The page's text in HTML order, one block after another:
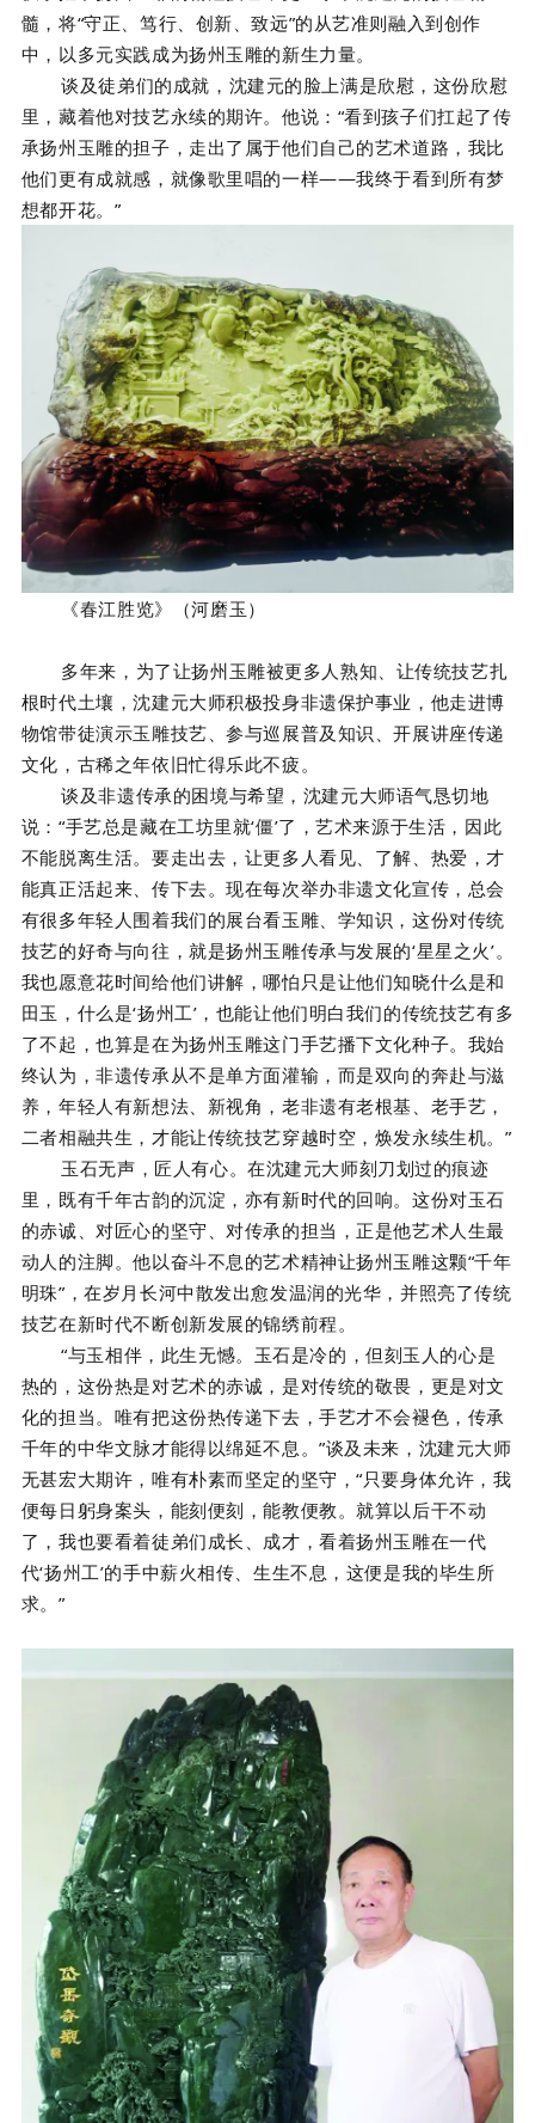
髓，将“守正、笃行、创新、致远”的从艺准则融入到创作
中，以多元实践成为扬州玉雕的新生力量。
谈及徒弟们的成就，沈建元的脸上满是欣慰，这份欣慰
里，藏着他对技艺永续的期许。他说：“看到孩子们扛起了传
承扬州玉雕的担子，走出了属于他们自己的艺术道路，我比
他们更有成就感，就像歌里唱的一样——我终于看到所有梦
想都开花。”
《春江胜览》（河磨玉）
多年来，为了让扬州玉雕被更多人熟知、让传统技艺扎
根时代土壤，沈建元大师积极投身非遗保护事业，他走进博
物馆带徒演示玉雕技艺、参与巡展普及知识、开展讲座传递
文化，古稀之年依旧忙得乐此不疲。
谈及非遗传承的困境与希望，沈建元大师语气恳切地
说：“手艺总是藏在工坊里就‘僵’了，艺术来源于生活，因此
不能脱离生活。要走出去，让更多人看见、了解、热爱，才
能真正活起来、传下去。现在每次举办非遗文化宣传，总会
有很多年轻人围着我们的展台看玉雕、学知识，这份对传统
技艺的好奇与向往，就是扬州玉雕传承与发展的‘星星之火’。
我也愿意花时间给他们讲解，哪怕只是让他们知晓什么是和
田玉，什么是‘扬州工’，也能让他们明白我们的传统技艺有多
了不起，也算是在为扬州玉雕这门手艺播下文化种子。我始
终认为，非遗传承从不是单方面灌输，而是双向的奔赴与滋
养，年轻人有新想法、新视角，老非遗有老根基、老手艺，
二者相融共生，才能让传统技艺穿越时空，焕发永续生机。”
玉石无声，匠人有心。在沈建元大师刻刀划过的痕迹
里，既有千年古韵的沉淀，亦有新时代的回响。这份对玉石
的赤诚、对匠心的坚守、对传承的担当，正是他艺术人生最
动人的注脚。他以奋斗不息的艺术精神让扬州玉雕这颗“千年
明珠”，在岁月长河中散发出愈发温润的光华，并照亮了传统
技艺在新时代不断创新发展的锦绣前程。
“与玉相伴，此生无憾。玉石是冷的，但刻玉人的心是
热的，这份热是对艺术的赤诚，是对传统的敬畏，更是对文
化的担当。唯有把这份热传递下去，手艺才不会褪色，传承
千年的中华文脉才能得以绵延不息。”谈及未来，沈建元大师
无甚宏大期许，唯有朴素而坚定的坚守，“只要身体允许，我
便每日躬身案头，能刻便刻，能教便教。就算以后干不动
了，我也要看着徒弟们成长、成才，看着扬州玉雕在一代
代‘扬州工’的手中薪火相传、生生不息，这便是我的毕生所
求。”